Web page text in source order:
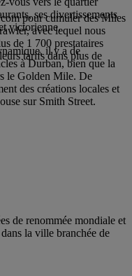
ses divertissements
victorienne.
il y a de
à Durban, bien que la
le Golden Mile. De
des créations locales et
sur Smith Street.
pour cumuler des Miles
avec lequel nous
de 1 700 prestataires
tarifs dans plus de
de renommée mondiale et
la ville branchée de